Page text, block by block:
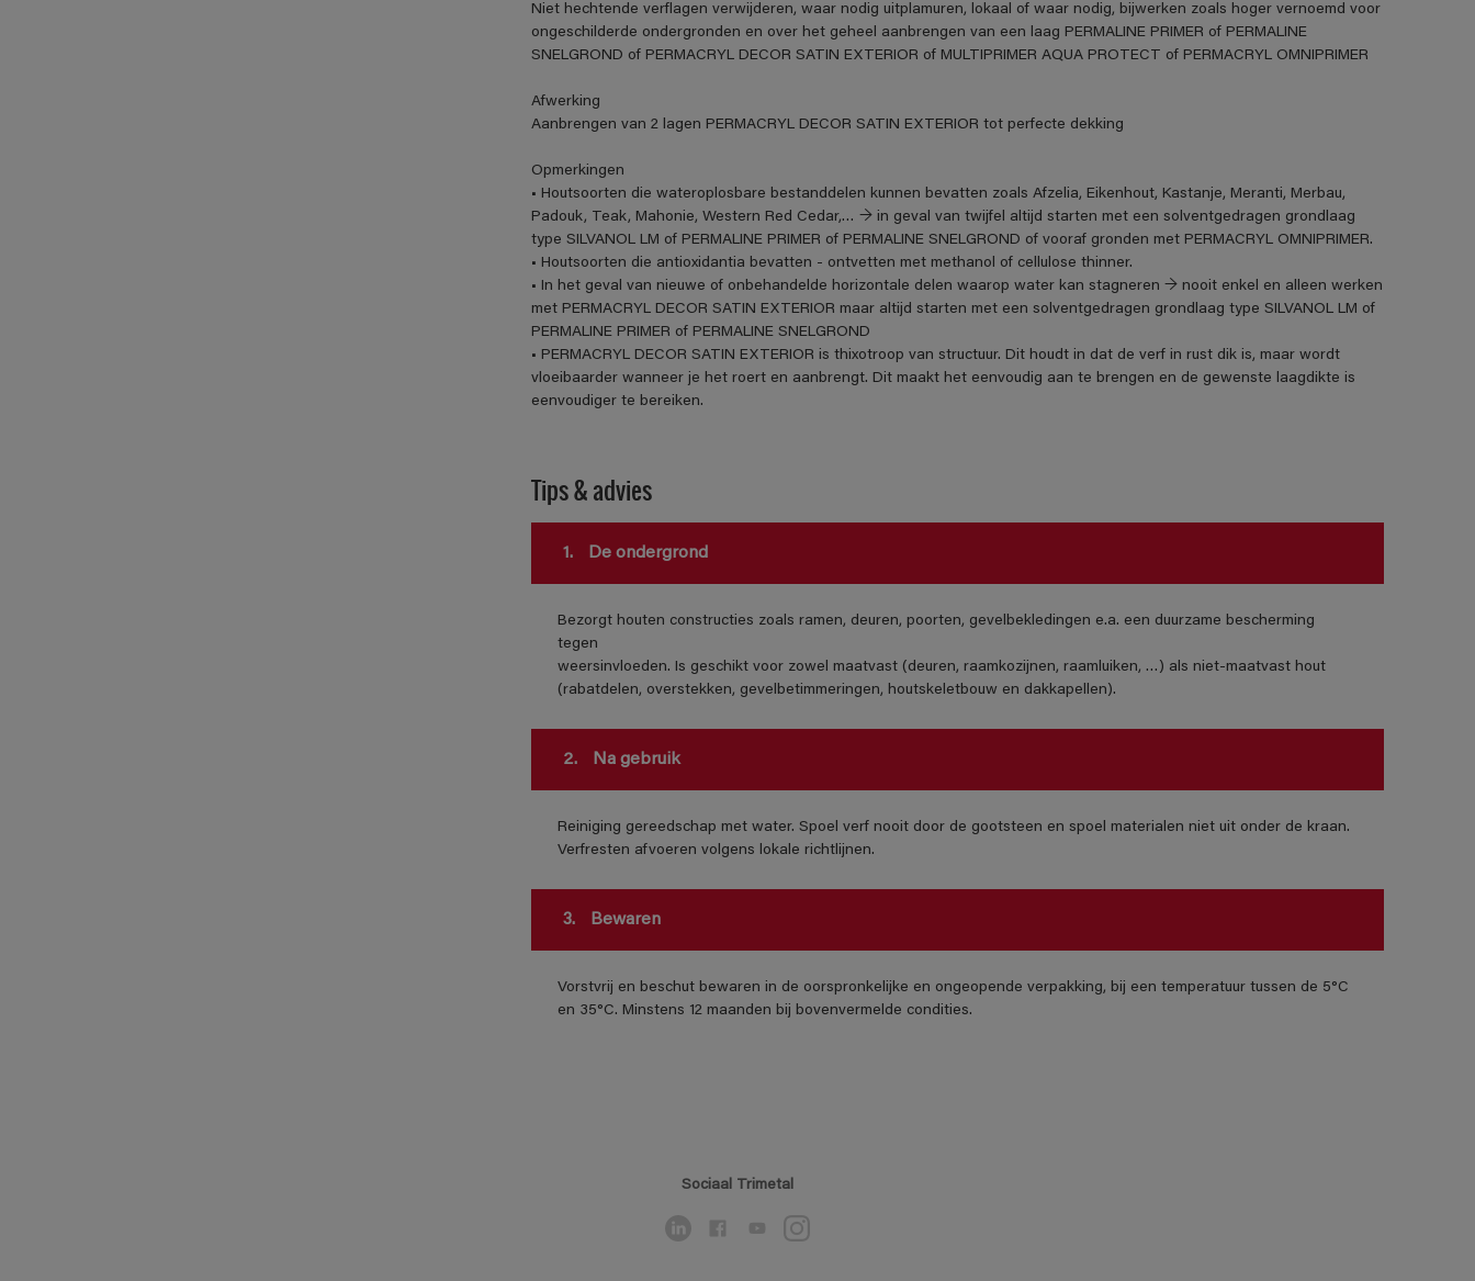
Niet hechtende verflagen verwijderen, waar nodig uitplamuren, lokaal of waar nodig, bijwerken zoals hoger vernoemd voor
ongeschilderde ondergronden en over het geheel aanbrengen van een laag PERMALINE PRIMER of PERMALINE
SNELGROND of PERMACRYL DECOR SATIN EXTERIOR of MULTIPRIMER AQUA PROTECT of PERMACRYL OMNIPRIMER
Afwerking
Aanbrengen van 2 lagen PERMACRYL DECOR SATIN EXTERIOR tot perfecte dekking
Opmerkingen
• Houtsoorten die wateroplosbare bestanddelen kunnen bevatten zoals Afzelia, Eikenhout, Kastanje, Meranti, Merbau,
Padouk, Teak, Mahonie, Western Red Cedar,… → in geval van twijfel altijd starten met een solventgedragen grondlaag
type SILVANOL LM of PERMALINE PRIMER of PERMALINE SNELGROND of vooraf gronden met PERMACRYL OMNIPRIMER.
• Houtsoorten die antioxidantia bevatten - ontvetten met methanol of cellulose thinner.
• In het geval van nieuwe of onbehandelde horizontale delen waarop water kan stagneren → nooit enkel en alleen werken
met PERMACRYL DECOR SATIN EXTERIOR maar altijd starten met een solventgedragen grondlaag type SILVANOL LM of
PERMALINE PRIMER of PERMALINE SNELGROND
• PERMACRYL DECOR SATIN EXTERIOR is thixotroop van structuur. Dit houdt in dat de verf in rust dik is, maar wordt
vloeibaarder wanneer je het roert en aanbrengt. Dit maakt het eenvoudig aan te brengen en de gewenste laagdikte is
eenvoudiger te bereiken.
Tips & advies
1. De ondergrond
Bezorgt houten constructies zoals ramen, deuren, poorten, gevelbekledingen e.a. een duurzame bescherming
tegen
weersinvloeden. Is geschikt voor zowel maatvast (deuren, raamkozijnen, raamluiken, …) als niet-maatvast hout
(rabatdelen, overstekken, gevelbetimmeringen, houtskeletbouw en dakkapellen).
2. Na gebruik
Reiniging gereedschap met water. Spoel verf nooit door de gootsteen en spoel materialen niet uit onder de kraan.
Verfresten afvoeren volgens lokale richtlijnen.
3. Bewaren
Vorstvrij en beschut bewaren in de oorspronkelijke en ongeopende verpakking, bij een temperatuur tussen de 5°C
en 35°C. Minstens 12 maanden bij bovenvermelde condities.
Sociaal Trimetal